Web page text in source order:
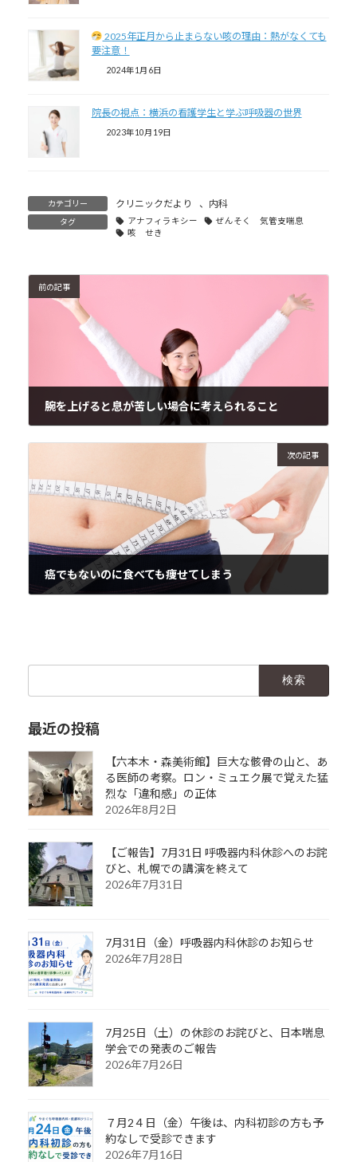
2025年正月から止まらない咳の理由：熱がなくても
要注意！
2024年1月6日
院長の視点：横浜の看護学生と学ぶ呼吸器の世界
2023年10月19日
カテゴリー クリニックだより 、 内科
タグ アナフィラキシー
ぜんそく 気管支喘息
咳 せき
前の記事
腕を上げると息が苦しい場合に考えられること
次の記事
癌でもないのに食べても痩せてしまう
最近の投稿
【六本木・森美術館】巨大な骸骨の山と、あ
る医師の考察。ロン・ミュエク展で覚えた猛
烈な「違和感」の正体
2026年8月2日
【ご報告】7月31日 呼吸器内科休診へのお詫
びと、札幌での講演を終えて
2026年7月31日
7月31日（金）呼吸器内科休診のお知らせ
2026年7月28日
7月25日（土）の休診のお詫びと、日本喘息
学会での発表のご報告
2026年7月26日
７月2４日（金）午後は、内科初診の方も予
約なしで受診できます
2026年7月16日